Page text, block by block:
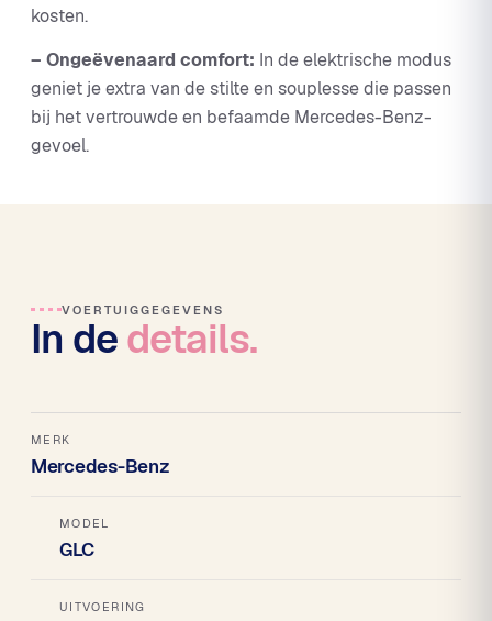
kosten.
– Ongeëvenaard comfort: In de elektrische modus
geniet je extra van de stilte en souplesse die passen
bij het vertrouwde en befaamde Mercedes-Benz-
gevoel.
VOERTUIGGEGEVENS
In dedetails.
MERK
Mercedes-Benz
MODEL
GLC
UITVOERING